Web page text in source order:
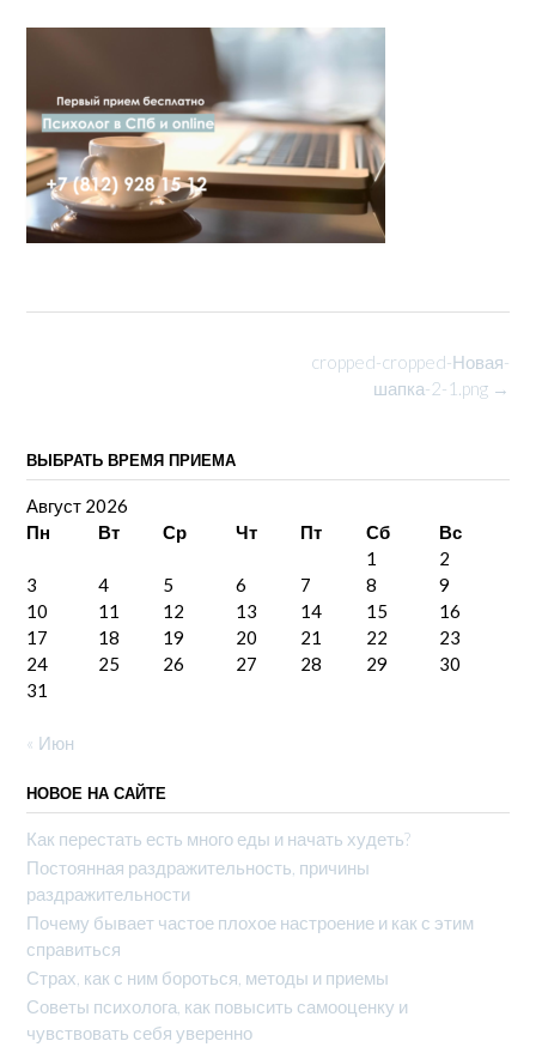
cropped-cropped-Новая-
шапка-2-1.png →
ВЫБРАТЬ ВРЕМЯ ПРИЕМА
Август 2026
Пн
Вт Ср Чт Пт Сб
Вс
1
2
3
4 5 6 7 8
9
10
11 12 13 14 15
16
17
18 19 20 21 22
23
24
25 26 27 28 29
30
31
« Июн
НОВОЕ НА САЙТЕ
Как перестать есть много еды и начать худеть?
Постоянная раздражительность, причины
раздражительности
Почему бывает частое плохое настроение и как с этим
справиться
Страх, как с ним бороться, методы и приемы
Советы психолога, как повысить самооценку и
чувствовать себя уверенно